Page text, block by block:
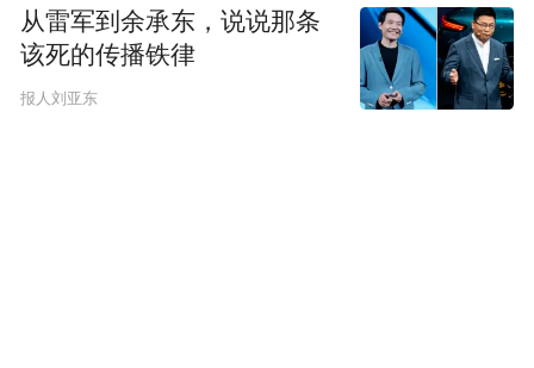
从雷军到余承东，说说那条
该死的传播铁律
报人刘亚东